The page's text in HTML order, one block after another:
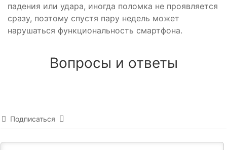
падения или удара, иногда поломка не проявляется
сразу, поэтому спустя пару недель может
нарушаться функциональность смартфона.
Вопросы и ответы
Подписаться